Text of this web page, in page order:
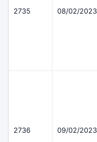
2735 08/02/2023
2736 09/02/2023